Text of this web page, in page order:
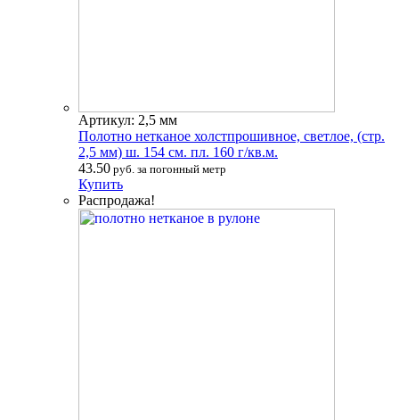
Артикул: 2,5 мм
Полотно нетканое холстпрошивное, светлое, (стр.
2,5 мм) ш. 154 см. пл. 160 г/кв.м.
43.50 руб. за погонный метр
Купить
Распродажа!